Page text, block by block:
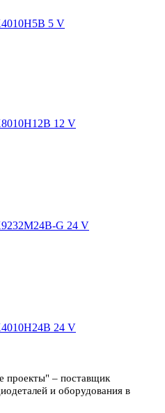
5 V
12 V
G 24 V
24 V
проекты" – поставщик
и оборудования в